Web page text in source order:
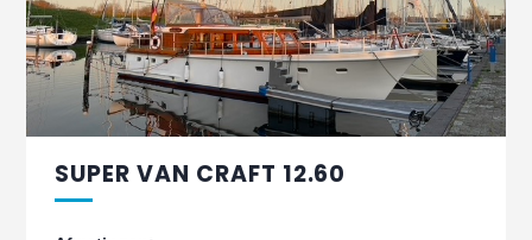
SUPER VAN CRAFT 12.60